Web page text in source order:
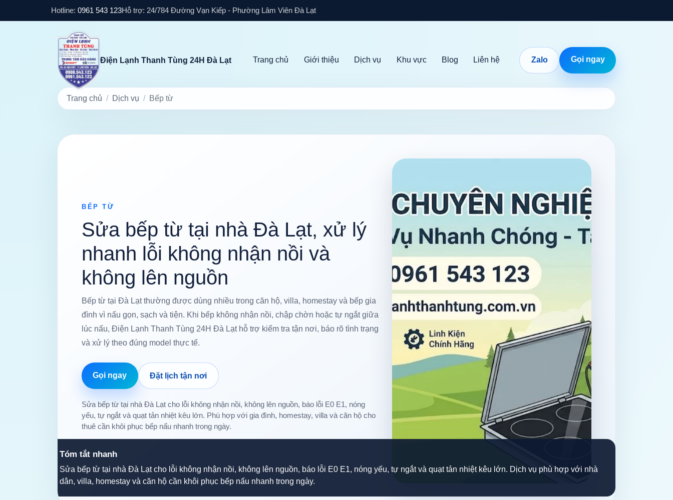
Hotline: 0961 543 123Hỗ trợ: 24/784 Đường Vạn Kiếp - Phường Lâm Viên Đà Lạt
Điện Lạnh Thanh Tùng 24H Đà Lạt Trang chủ Giới thiệu Dịch vụ Khu vực Blog Liên hệ Zalo Gọi ngay
Trang chủ Dịch vụ Bếp từ
BẾP TỪ
Sửa bếp từ tại nhà Đà Lạt, xử lý
nhanh lỗi không nhận nồi và
không lên nguồn
Bếp từ tại Đà Lạt thường được dùng nhiều trong căn hộ, villa, homestay và bếp gia
đình vì nấu gọn, sạch và tiện. Khi bếp không nhận nồi, chập chờn hoặc tự ngắt giữa
lúc nấu, Điện Lạnh Thanh Tùng 24H Đà Lạt hỗ trợ kiểm tra tận nơi, báo rõ tình trạng
và xử lý theo đúng model thực tế.
Gọi ngay Đặt lịch tận nơi
Sửa bếp từ tại nhà Đà Lạt cho lỗi không nhận nồi, không lên nguồn, báo lỗi E0 E1, nóng
yếu, tự ngắt và quạt tản nhiệt kêu lớn. Phù hợp với gia đình, homestay, villa và căn hộ cho
thuê cần khôi phục bếp nấu nhanh trong ngày.
Tóm tắt nhanh
Sửa bếp từ tại nhà Đà Lạt cho lỗi không nhận nồi, không lên nguồn, báo lỗi E0 E1, nóng yếu, tự ngắt và quạt tản nhiệt kêu lớn. Dịch vụ phù hợp với nhà
dân, villa, homestay và căn hộ cần khôi phục bếp nấu nhanh trong ngày.